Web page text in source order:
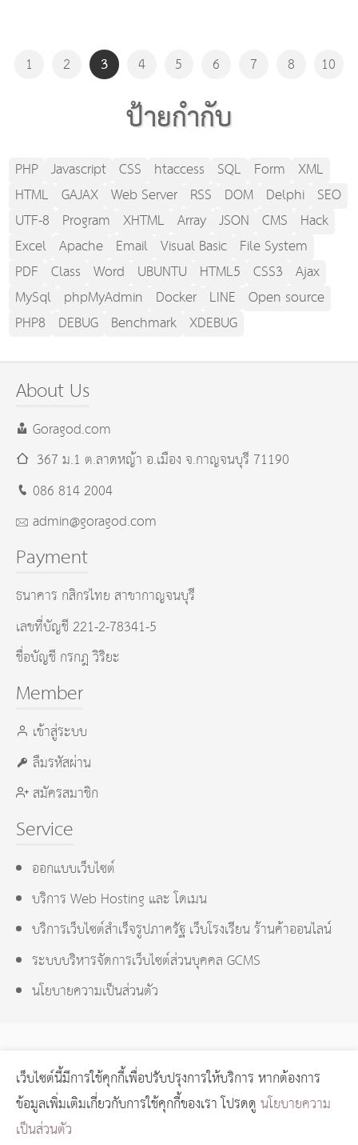
1 2 3 4 5 6 7 8 10
ป้ายกำกับ
PHP Javascript CSS htaccess SQL Form XML
HTML GAJAX Web Server RSS DOM Delphi SEO
UTF-8 Program XHTML Array JSON CMS Hack
Excel Apache Email Visual Basic File System
PDF Class Word UBUNTU HTML5 CSS3 Ajax
MySql phpMyAdmin Docker LINE Open source
PHP8 DEBUG Benchmark XDEBUG
About Us
Goragod.com
367 ม.1 ต.ลาดหญ้า อ.เมืองจ.กาญจนบุรี 71190
086 814 2004
admin@goragod.com
Payment
ธนาคาร กสิกรไทย สาขากาญจนบุรี
เลขที่บัญชี 221-2-78341-5
ชื่อบัญชี กรกฎ วิริยะ
Member
เข้าสู่ระบบ
ลืมรหัสผ่าน
สมัครสมาชิก
Service
ออกแบบเว็บไซต์
บริการ Web Hosting และ โดเมน
บริการเว็บไซต์สำเร็จรูปภาครัฐ เว็บโรงเรียน ร้านค้าออนไลน์
ระบบบริหารจัดการเว็บไซต์ส่วนบุคคล GCMS
นโยบายความเป็นส่วนตัว
GCMS Version 14.0.1 designed byKOTCHASAN.compage
process0.022วินาที (11quries.)
Copyright © 2024 GORAGOD.com
เว็บไซต์นี้มีการใช้คุกกี้เพื่อปรับปรุงการให้บริการ หากต้องการ
ข้อมูลเพิ่มเติมเกี่ยวกับการใช้คุกกี้ของเรา โปรดดูนโยบายความ
เป็นส่วนตัว